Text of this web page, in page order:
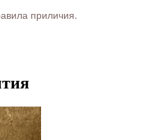
приличия.